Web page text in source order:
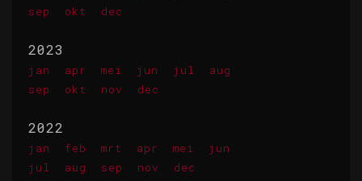
sep
okt dec
2023
jan apr mei jun jul
aug
sep
okt nov dec
2022
jan feb mrt apr mei
jun
jul
aug sep nov dec